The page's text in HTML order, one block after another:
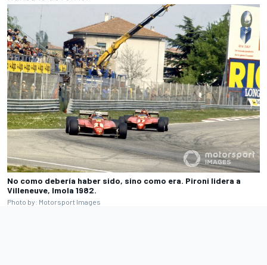
No como debería haber sido, sino como era. Pironi lidera a
Villeneuve, Imola 1982.
Photo by: Motorsport Images